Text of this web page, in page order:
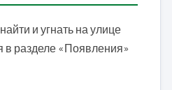
и угнать на улице
в разделе «Появления»